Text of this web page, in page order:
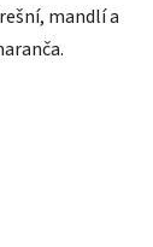
mandlí a